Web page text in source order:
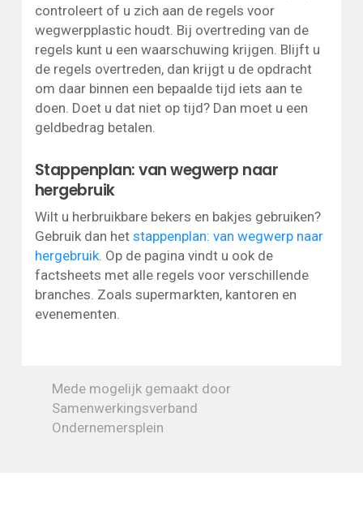
controleert of u zich aan de regels voor
wegwerpplastic houdt. Bij overtreding van de
regels kunt u een waarschuwing krijgen. Blijft u
de regels overtreden, dan krijgt u de opdracht
om daar binnen een bepaalde tijd iets aan te
doen. Doet u dat niet op tijd? Dan moet u een
geldbedrag betalen.
Stappenplan: van wegwerp naar
hergebruik
Wilt u herbruikbare bekers en bakjes gebruiken?
Gebruik dan het stappenplan: van wegwerp naar
hergebruik. Op de pagina vindt u ook de
factsheets met alle regels voor verschillende
branches. Zoals supermarkten, kantoren en
evenementen.
Mede mogelijk gemaakt door
Samenwerkingsverband
Ondernemersplein